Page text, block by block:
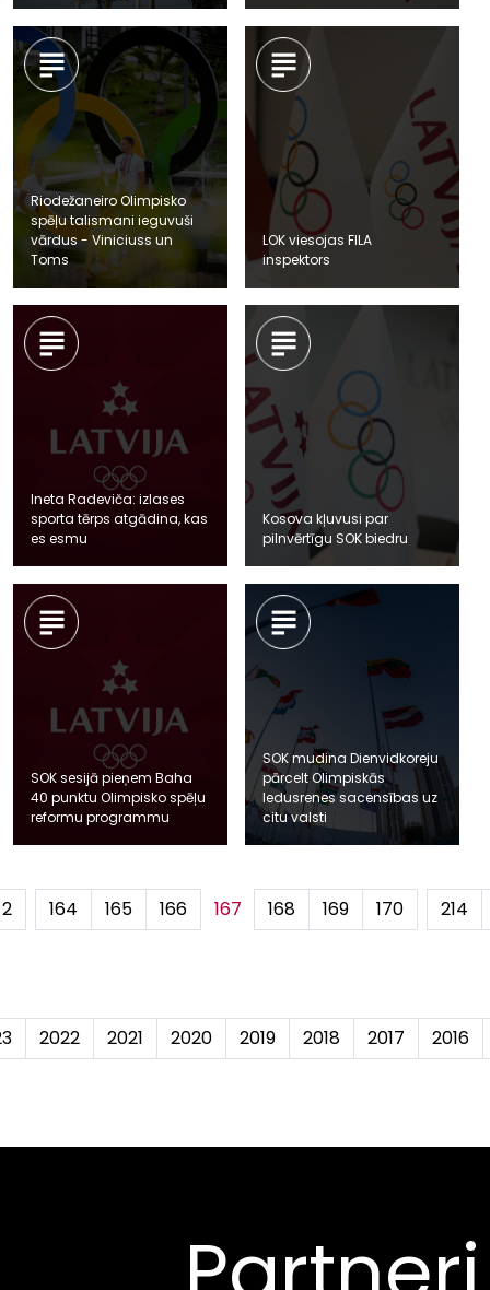
Riodežaneiro Olimpisko
spēļu talismani ieguvuši
vārdus - Viniciuss un
Toms
LOK viesojas FILA
inspektors
Ineta Radeviča: izlases
sporta tērps atgādina, kas
es esmu
Kosova kļuvusi par
pilnvērtīgu SOK biedru
SOK sesijā pieņem Baha
40 punktu Olimpisko spēļu
reformu programmu
SOK mudina Dienvidkoreju
pārcelt Olimpiskās
ledusrenes sacensības uz
citu valsti
2 164 165 166 167 168 169 170 214
2022 2021 2020 2019 2018 2017 2016